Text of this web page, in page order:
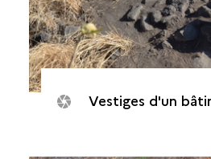
Vestiges d'un bâtiment (Saint-